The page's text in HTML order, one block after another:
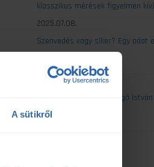
A sütikről
klasszikus mérések figyelmen
2025.07.08.
Szenvedés vagy siker? Egy adat
2025.07.07.
Ultrabalaton 2025: Csengő
egyéni teljesítése